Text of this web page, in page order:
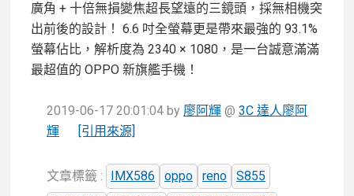
廣角 + 十倍無損變焦超長望遠的三鏡頭，採無相機突
出前後的設計！ 6.6 吋全螢幕更是帶來最強的 93.1%
螢幕佔比，解析度為 2340 × 1080，是一台誠意滿滿
最超值的 OPPO 新旗艦手機！
2019-06-17 20:01:04 by 廖阿輝 @ 3C 達人廖阿
輝
[引用來源]
文章標籤 : IMX586 oppo reno
S855